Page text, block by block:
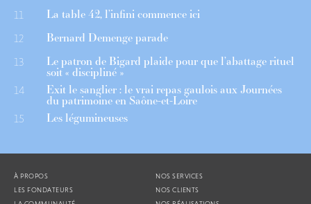
11 La table 42, l’infini commence ici
12 Bernard Demenge parade
13 Le patron de Bigard plaide pour que l’abattage rituel
soit « discipliné »
14 Exit le sanglier : le vrai repas gaulois aux Journées
du patrimoine en Saône-et-Loire
15 Les légumineuses
À PROPOS
LES FONDATEURS
NOS SERVICES
NOS CLIENTS